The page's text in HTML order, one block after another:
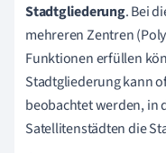
Stadtgliederung. Bei
mehreren Zentren
Funktionen erfüllen
Stadtgliederung kann
beobachtet werden, in
Satellitenstädten die